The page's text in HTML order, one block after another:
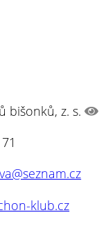
bišonků, z. s.
klub.cz